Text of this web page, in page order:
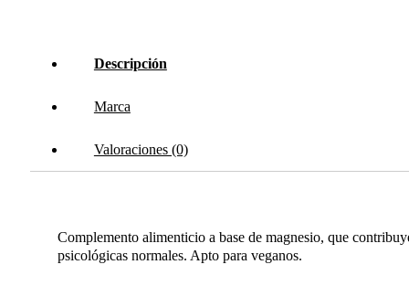
Descripción
Marca
Valoraciones (0)
Complemento alimenticio a base de magnesio, que
psicológicas normales. Apto para veganos.